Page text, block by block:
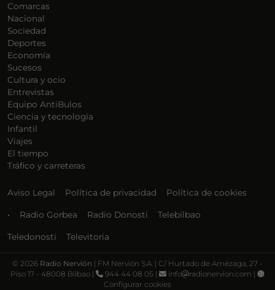
Comarcas
Nacional
Sociedad
Deportes
Economía
Sucesos
Cultura y ocio
Entrevistas
Equipo AntiBulos
Ciencia y tecnología
Infantil
Viajes
El tiempo
Tráfico y carreteras
Aviso Legal Política de privacidad Política de cookies
• Radio Gorbea Radio Donosti Telebilbao
Teledonosti Televitoria
© 2026 Radio Nervión | FM Nervión S.A. | C/ Hurtado de Amézaga, 27 -
Piso 17 - 48008 Bilbao |
944 44 08 05 | info
radionervion.com |
Configurar cookies